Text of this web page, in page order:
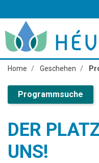
Home Geschehen
Programmsuche
DER
UNS!